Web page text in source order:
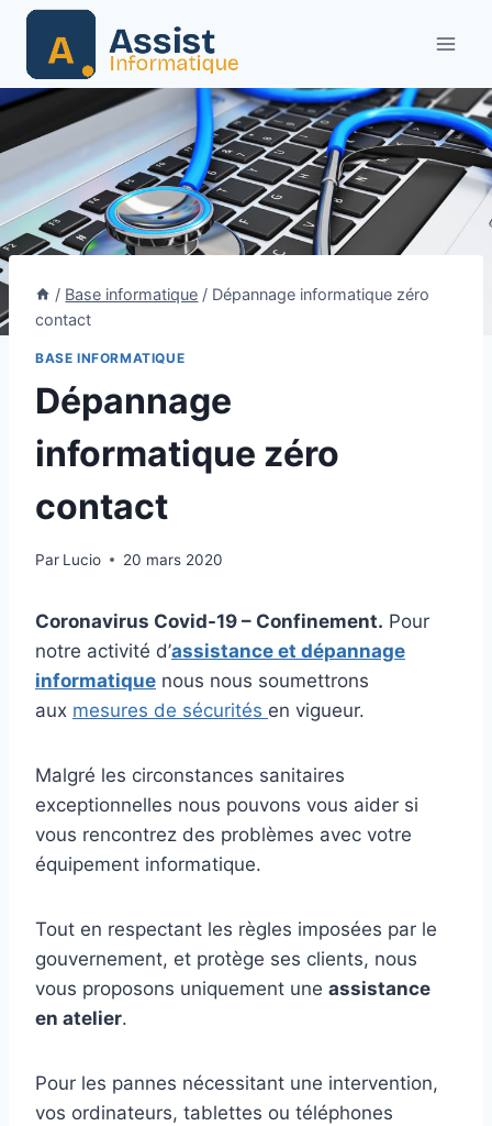
Aller
contenu
/ Base informatique / Dépannage informatique zéro
contact
BASE INFORMATIQUE
Dépannage
informatique zéro
contact
Par Lucio 20 mars 2020
Coronavirus Covid-19 – Confinement. Pour
notre activité d’assistance et dépannage
informatique nous nous soumettrons
aux mesures de sécurités en vigueur.
Malgré les circonstances sanitaires
exceptionnelles nous pouvons vous aider si
vous rencontrez des problèmes avec votre
équipement informatique.
Tout en respectant les règles imposées par le
gouvernement, et protège ses clients, nous
vous proposons uniquement une assistance
en atelier.
Pour les pannes nécessitant une intervention,
vos ordinateurs, tablettes ou téléphones